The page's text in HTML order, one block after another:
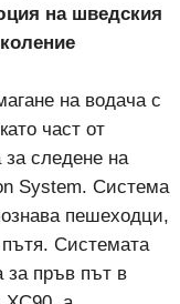
на шведския
на водача с
част от
следене на
System. Система
пешеходци,
Системата
за пръв път в